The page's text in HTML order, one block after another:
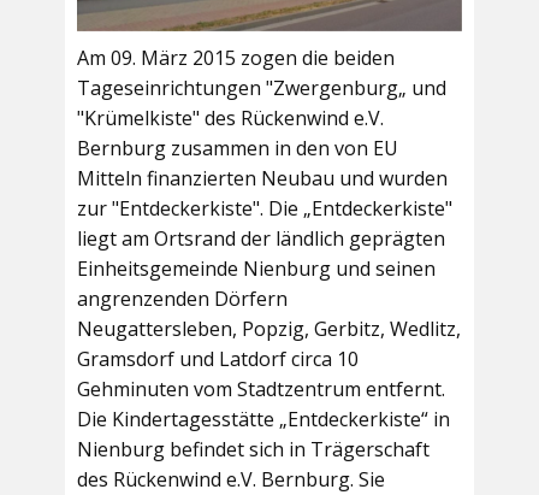
Am 09. März 2015 zogen die beiden
Tageseinrichtungen "Zwergenburg„ und
"Krümelkiste" des Rückenwind e.V.
Bernburg zusammen in den von EU
Mitteln finanzierten Neubau und wurden
zur "Entdeckerkiste". Die „Entdeckerkiste"
liegt am Ortsrand der ländlich geprägten
Einheitsgemeinde Nienburg und seinen
angrenzenden Dörfern
Neugattersleben, Popzig, Gerbitz, Wedlitz,
Gramsdorf und Latdorf circa 10
Gehminuten vom Stadtzentrum entfernt.
Die Kindertagesstätte „Entdeckerkiste“ in
Nienburg befindet sich in Trägerschaft
des Rückenwind e.V. Bernburg. Sie